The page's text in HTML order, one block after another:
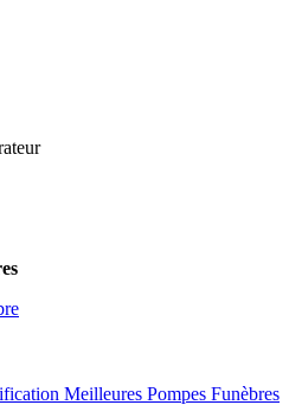
Meilleures Pompes Funèbres